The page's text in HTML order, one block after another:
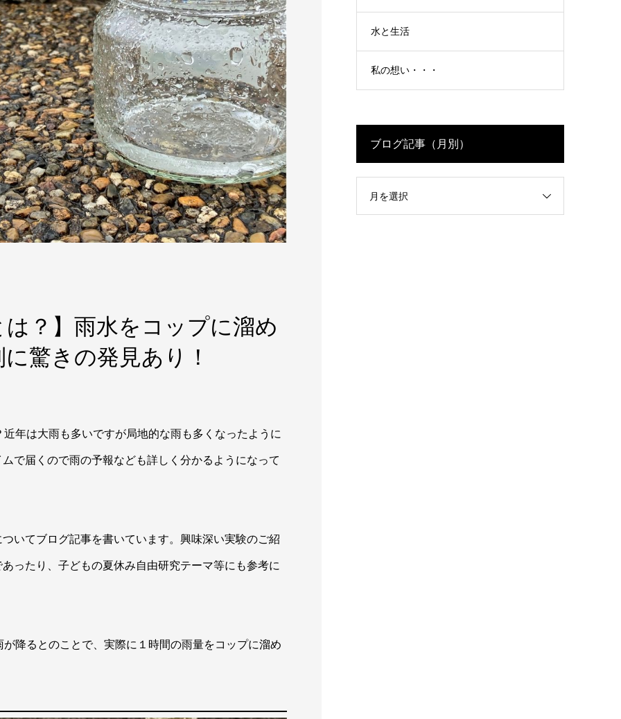
？】雨水をコップに溜め
驚きの発見あり！
年は大雨も多いですが局地的な雨も多くなったように
で届くので雨の予報なども詳しく分かるようになって
いてブログ記事を書いています。興味深い実験のご紹
ったり、子どもの夏休み自由研究テーマ等にも参考に
降るとのことで、実際に１時間の雨量をコップに溜め
水と生活
私の想い・・・
ブログ記事（月別）
月を選択